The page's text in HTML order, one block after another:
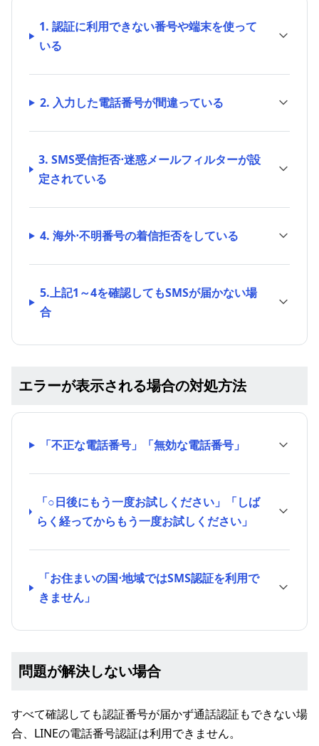
1. 認証に利用できない番号や端末を使って
いる
2. 入力した電話番号が間違っている
3. SMS受信拒否⋅迷惑メールフィルターが設
定されている
4. 海外⋅不明番号の着信拒否をしている
5.上記1～4を確認してもSMSが届かない場
合
エラーが表示される場合の対処方法
「不正な電話番号」「無効な電話番号」
「○日後にもう一度お試しください」「しば
らく経ってからもう一度お試しください」
「お住まいの国⋅地域ではSMS認証を利用で
きません」
問題が解決しない場合
すべて確認しても認証番号が届かず通話認証もできない場
合、LINEの電話番号認証は利用できません。